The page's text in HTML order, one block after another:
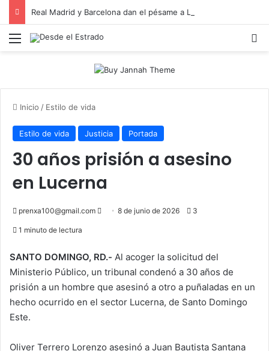
Menú
Inicio / Estilo de vida
Estilo de vida Justicia Portada
30 años prisión a asesino
en Lucerna
prenxa100@gmail.com
Send8 de junio de 2026 3
1 minuto de lectura
SANTO DOMINGO, RD.- Al acoger la solicitud del
Ministerio Público, un tribunal condenó a 30 años de
prisión a un hombre que asesinó a otro a puñaladas en un
hecho ocurrido en el sector Lucerna, de Santo Domingo
Este.
Oliver Terrero Lorenzo asesinó a Juan Bautista Santana